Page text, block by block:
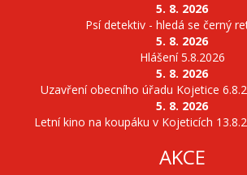
5. 8. 2026
Psí detektiv - hledá se černý
5. 8. 2026
Hlášení 5.8.2026
5. 8. 2026
Uzavření obecního úřadu Kojetice
5. 8. 2026
Letní kino na koupáku v Kojeticích
AKCE